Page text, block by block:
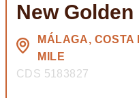
New Golden
MÁLAGA, COSTA
MILE
CDS 5183827